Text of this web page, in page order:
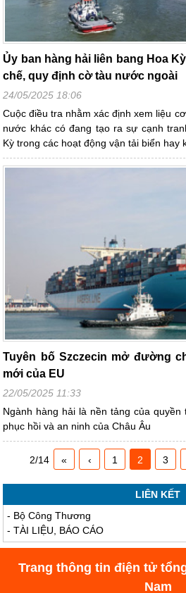
Ủy ban hàng hải liên bang Hoa
chế, quy định cờ tàu nước ngoài
24/05/2025 18:06
Cuộc điều tra nhằm xác định xem liệu
nước khác có đang tạo ra sự cạnh
Kỳ trong các hoạt động vận tải biển hay
Tuyên bố Szczecin mở đường
mới của EU
22/05/2025 11:33
Ngành hàng hải là nền tảng của
phục hồi và an ninh của Châu Âu
2/14 « ‹ 1 2 3
LIÊN KẾT
- Bộ Công Thương
-TÀI LIỆU, BÁO CÁO
Trang thông tin điện tử
Nam